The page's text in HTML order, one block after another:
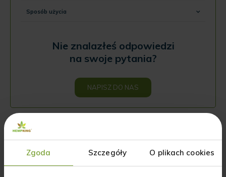
Zgoda Szczegóły O plikach cookies
Sposób użycia
Nie znalazłeś odpowiedzi
na swoje pytania?
NAPISZ DO NAS
Opinie o produkcie: Naturalny dezodorant w